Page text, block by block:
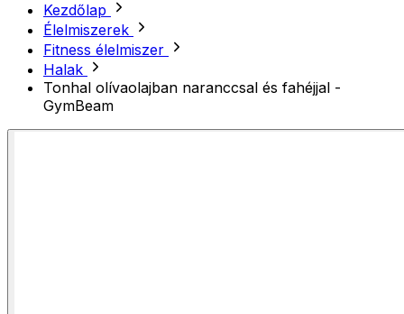
Kezdőlap
Élelmiszerek
Fitness élelmiszer
Halak
Tonhal olívaolajban naranccsal és fahéjjal -
GymBeam